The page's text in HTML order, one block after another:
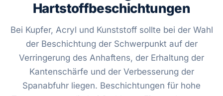
Hartstoffbeschichtungen
Bei Kupfer, Acryl und Kunststoff sollte bei der Wahl
der Beschichtung der Schwerpunkt auf der
Verringerung des Anhaftens, der Erhaltung der
Kantenschärfe und der Verbesserung der
Spanabfuhr liegen. Beschichtungen für hohe